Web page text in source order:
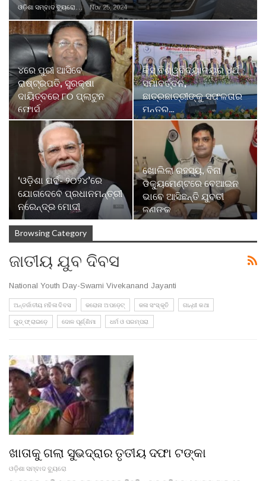
ଓଡ଼ିଶା ସମ୍ବାଦ ବ୍ୟୁରୋ Nov 25, 2024
୪ରେ ପୁରୀ ଆସିବେ
ରାଷ୍ଟ୍ରପତି, ସୁରକ୍ଷା
ଦାୟିତ୍ବରେ ୮୦ ପ୍ଲାଟୁନ
ଫୋର୍ସ
କିସ୍‍ ବିଶ୍ୱବିଦ୍ୟାଳୟର ୪ର୍ଥ
ସମାବର୍ତ୍ତନ,
ଛାତ୍ରଛାତ୍ରୀଙ୍କୁ ସଫଳତାର
ମନ୍ତ୍ର…
‘ଓଡ଼ିଶା ପର୍ବ- ୨୦୨୪’ରେ
ଯୋଗଦେବେ ପ୍ରଧାନମନ୍ତ୍ରୀ
ନରେନ୍ଦ୍ର ମୋଦୀ
ଖୋଲିଲା ରହସ୍ୟ, ବିନା
ଡକ୍ୟୁମେଣ୍ଟରେ ବେଆଇନ
ଭାବେ ଆସିଛନ୍ତି ଯୁବତୀ
ଜଣଙ୍କ
Browsing Category
ଜାତୀୟ ଯୁବ ଦିବସ
National Youth Day-Swami Vivekanand Jayanti
ଅନ୍ତର୍ଜାତୀୟ ମହିଳା ଦିବସ କରୋନା ଅପଡ଼େଟ୍‌ କଳା ସଂସ୍କୃତି
ଗାନ୍ଧୀ କଥା
ଗୁଡ୍ ଫ୍ରାଇଡ଼େ
ଦୋଳ ପୂର୍ଣ୍ଣିମା ଧର୍ମ ଓ ପରମ୍ପରା
ଖାତାକୁ ଗଲା ସୁଭଦ୍ରାର ତୃତୀୟ ଦଫା ଟଙ୍କା
ଓଡ଼ିଶା ସମ୍ବାଦ ବ୍ୟୁରୋ